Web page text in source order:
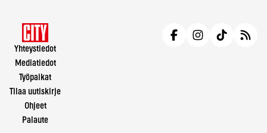
Yhteystiedot
Mediatiedot
Työpaikat
Tilaa uutiskirje
Ohjeet
Palaute